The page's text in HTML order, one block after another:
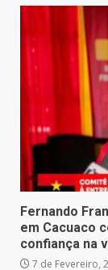
Fernando
em Cacuaco
confiança na
7 de Fevereiro,